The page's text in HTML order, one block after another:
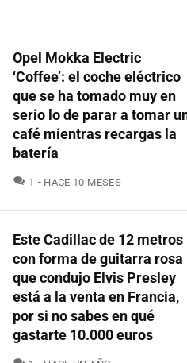
Opel Mokka Electric
‘Coffee’: el coche eléctrico
que se ha tomado muy en
serio lo de parar a tomar
café mientras recargas la
batería
1 COMENTARIOS
HACE 10 MESES
Este Cadillac de 12 metros
con forma de guitarra rosa
que condujo Elvis Presley
está a la venta en Francia,
por si no sabes en qué
gastarte 10.000 euros